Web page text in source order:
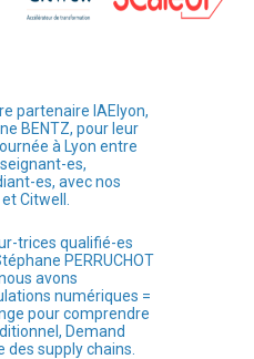
partenaire IAElyon,
BENTZ, pour leur
à Lyon entre
es,
es, avec nos
Citwell.
trices qualifié-es
PERRUCHOT
avons
numériques =
pour comprendre
Demand
des supply chains.